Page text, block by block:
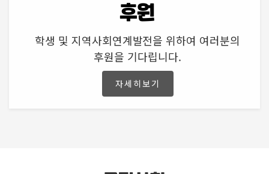
후원
학생 및 지역사회연계발전을 위하여 여러분의
후원을 기다립니다.
자세히보기